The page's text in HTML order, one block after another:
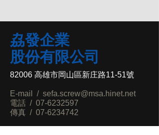
劦發企業
股份有限公司
82006 高雄市岡山區新庄路11-51號
E-mail / sefa.screw@msa.hinet.net
電話 / 07-6232597
傳真 / 07-6234742